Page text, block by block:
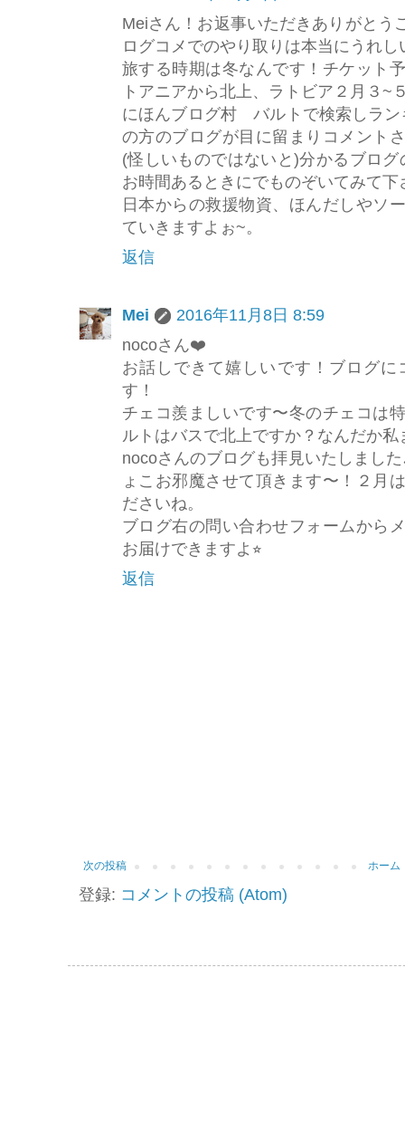
Meiさん！お返事いただきありがと
ログコメでのやり取りは本当にうれし
旅する時期は冬なんです！チケット
トアニアから北上、ラトビア２月３~
にほんブログ村 バルトで検索しラン
の方のブログが目に留まりコメント
(怪しいものではないと)分かるブロ
お時間あるときにでものぞいてみて下
日本からの救援物資、ほんだしやソ
ていきますよぉ~。
返信
Mei
2016年11月8日 8:59
nocoさん❤️
お話しできて嬉しいです！ブログ
す！
チェコ羨ましいです〜冬のチェコは
ルトはバスで北上ですか？なんだか
nocoさんのブログも拝見いたしまし
ょこお邪魔させて頂きます〜！２月
ださいね。
ブログ右の問い合わせフォームから
お届けできますよ⭐︎
返信
次の投稿 ホーム
登録: コメントの投稿 (Atom)